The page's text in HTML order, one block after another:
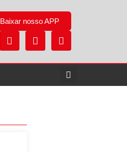
Baixar nosso APP